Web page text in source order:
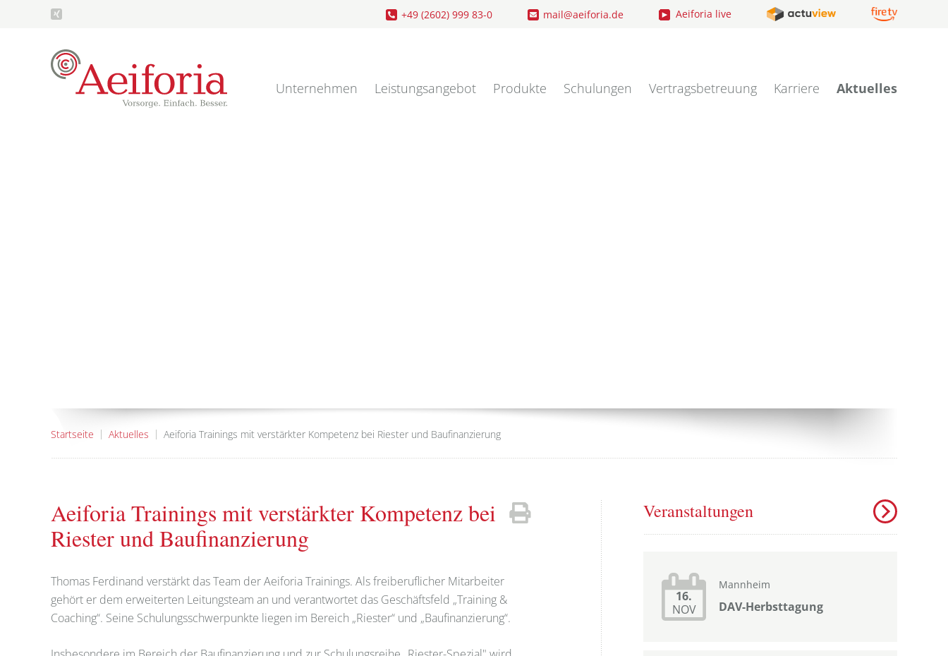
+49 (2602) 999 83-0 mail@aeiforia.de Aeiforia live
Unternehmen Leistungsangebot Produkte Schulungen Vertragsbetreuung Karriere Aktuelles
Startseite Aktuelles Aeiforia Trainings mit verstärkter Kompetenz bei Riester und Baufinanzierung
Aeiforia Trainings mit verstärkter Kompetenz bei
Riester und Baufinanzierung
Thomas Ferdinand verstärkt das Team der Aeiforia Trainings. Als freiberuflicher Mitarbeiter
gehört er dem erweiterten Leitungsteam an und verantwortet das Geschäftsfeld „Training &
Coaching“. Seine Schulungsschwerpunkte liegen im Bereich „Riester“ und „Baufinanzierung“.
Veranstaltungen
16.
NOV
Mannheim
DAV-Herbsttagung